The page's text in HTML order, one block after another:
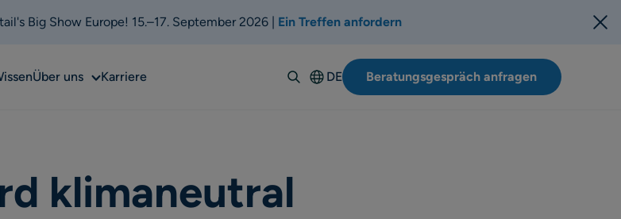
Big Show Europe! 15.–17. September 2026 | Ein Treffen anfordern
Über unsSubKarriere
DE
English
Beratungsgespräch anfragen
klimaneutral